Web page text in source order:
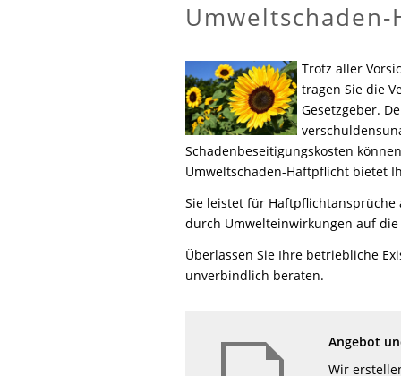
Trotz aller
tragen Sie die
Gesetzgeber.
Schadenbeseitigungskosten
Umweltschaden-Haftpflicht bietet
Sie leistet für Haftpflichtansprüche
durch Umwelteinwirkungen auf
Überlassen Sie Ihre betriebliche
unverbindlich beraten.
Angebot
Wir